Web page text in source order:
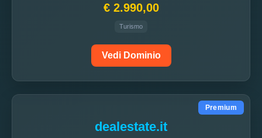
€ 2.990,00
Turismo
Vedi Dominio
Premium
dealestate.it